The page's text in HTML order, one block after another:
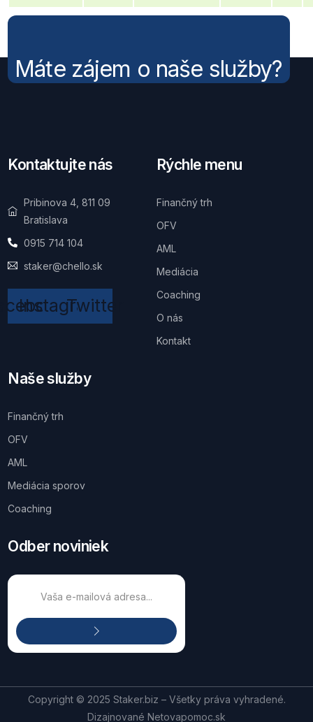
Máte zájem o naše služby?
Kontaktujte nás
Pribinova 4, 811 09
Bratislava
0915 714 104
staker@chello.sk
Instagram
Twitter
Rýchle menu
Finančný trh
OFV
AML
Mediácia
Coaching
O nás
Kontakt
Naše služby
Finančný trh
OFV
AML
Mediácia sporov
Coaching
Odber noviniek
Copyright © 2025 Staker.biz – Všetky práva vyhradené.
Dizajnované Netovapomoc.sk